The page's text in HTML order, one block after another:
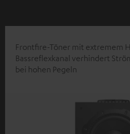
Frontfire-Töner mit extremem
Bassreflexkanal verhindert
bei hohen Pegeln